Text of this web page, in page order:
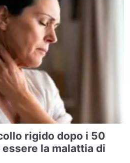
rigido dopo i 50
la malattia di